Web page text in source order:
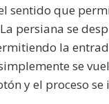
sentido que
persiana se
la
se
y el proceso se